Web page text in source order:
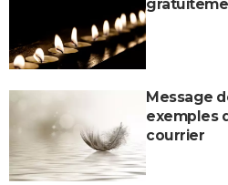
Message
exemples
courrier